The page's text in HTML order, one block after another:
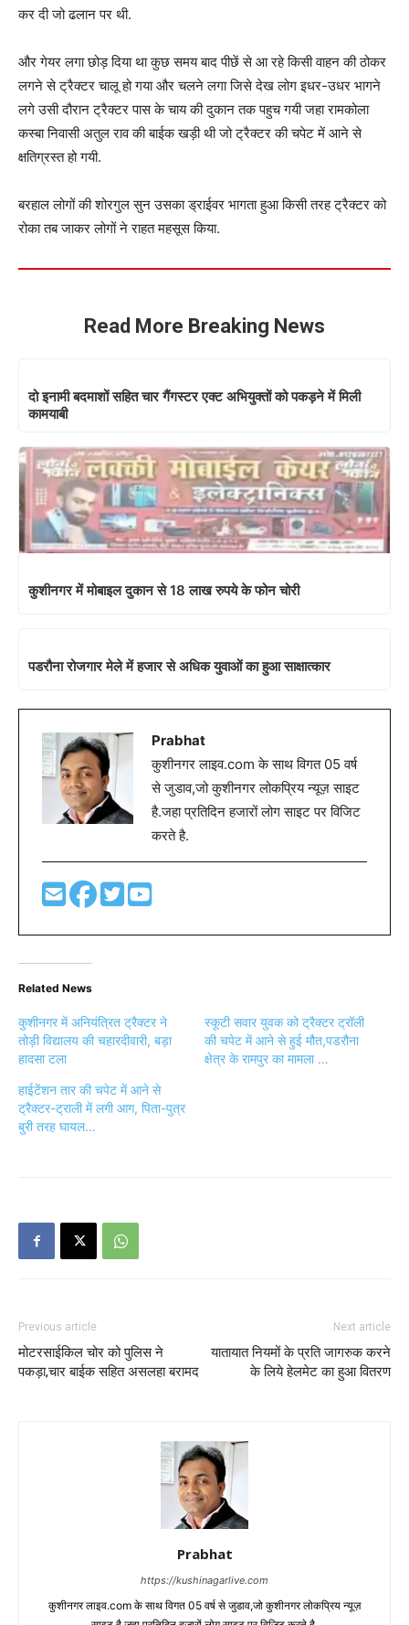
कर दी जो ढलान पर थी.
और गेयर लगा छोड़ दिया था कुछ समय बाद पीछें से आ रहे किसी वाहन की ठोकर
लगने से ट्रैक्टर चालू हो गया और चलने लगा जिसे देख लोग इधर-उधर भागने
लगे उसी दौरान ट्रैक्टर पास के चाय की दुकान तक पहुच गयी जहा रामकोला
कस्बा निवासी अतुल राव की बाईक खड़ी थी जो ट्रैक्टर की चपेट में आने से
क्षतिग्रस्त हो गयी.
बरहाल लोगों की शोरगुल सुन उसका ड्राईवर भागता हुआ किसी तरह ट्रैक्टर को
रोका तब जाकर लोगों ने राहत महसूस किया.
Read More Breaking News
दो इनामी बदमाशों सहित चार गैंगस्टर एक्ट अभियुक्तों को पकड़ने में मिली
कामयाबी
कुशीनगर में मोबाइल दुकान से 18 लाख रुपये के फोन चोरी
पडरौना रोजगार मेले में हजार से अधिक युवाओं का हुआ साक्षात्कार
Prabhat
कुशीनगर लाइव.com के साथ विगत 05 वर्ष
से जुडाव,जो कुशीनगर लोकप्रिय न्यूज़ साइट
है.जहा प्रतिदिन हजारों लोग साइट पर विजिट
करते है.
Related News
कुशीनगर में अनियंत्रित ट्रैक्टर ने
तोड़ी विद्यालय की चहारदीवारी, बड़ा
हादसा टला
स्कूटी सवार युवक को ट्रैक्टर ट्रॉली
की चपेट में आने से हुई मौत,पडरौना
क्षेत्र के रामपुर का मामला …
हाईटेंशन तार की चपेट में आने से
ट्रैक्टर-ट्राली में लगी आग, पिता-पुत्र
बुरी तरह घायल…
Previous article
मोटरसाईकिल चोर को पुलिस ने
पकड़ा,चार बाईक सहित असलहा बरामद
Next article
यातायात नियमों के प्रति जागरुक करने
के लिये हेलमेट का हुआ वितरण
Prabhat
https://kushinagarlive.com
कुशीनगर लाइव.com के साथ विगत 05 वर्ष से जुडाव,जो कुशीनगर लोकप्रिय न्यूज़